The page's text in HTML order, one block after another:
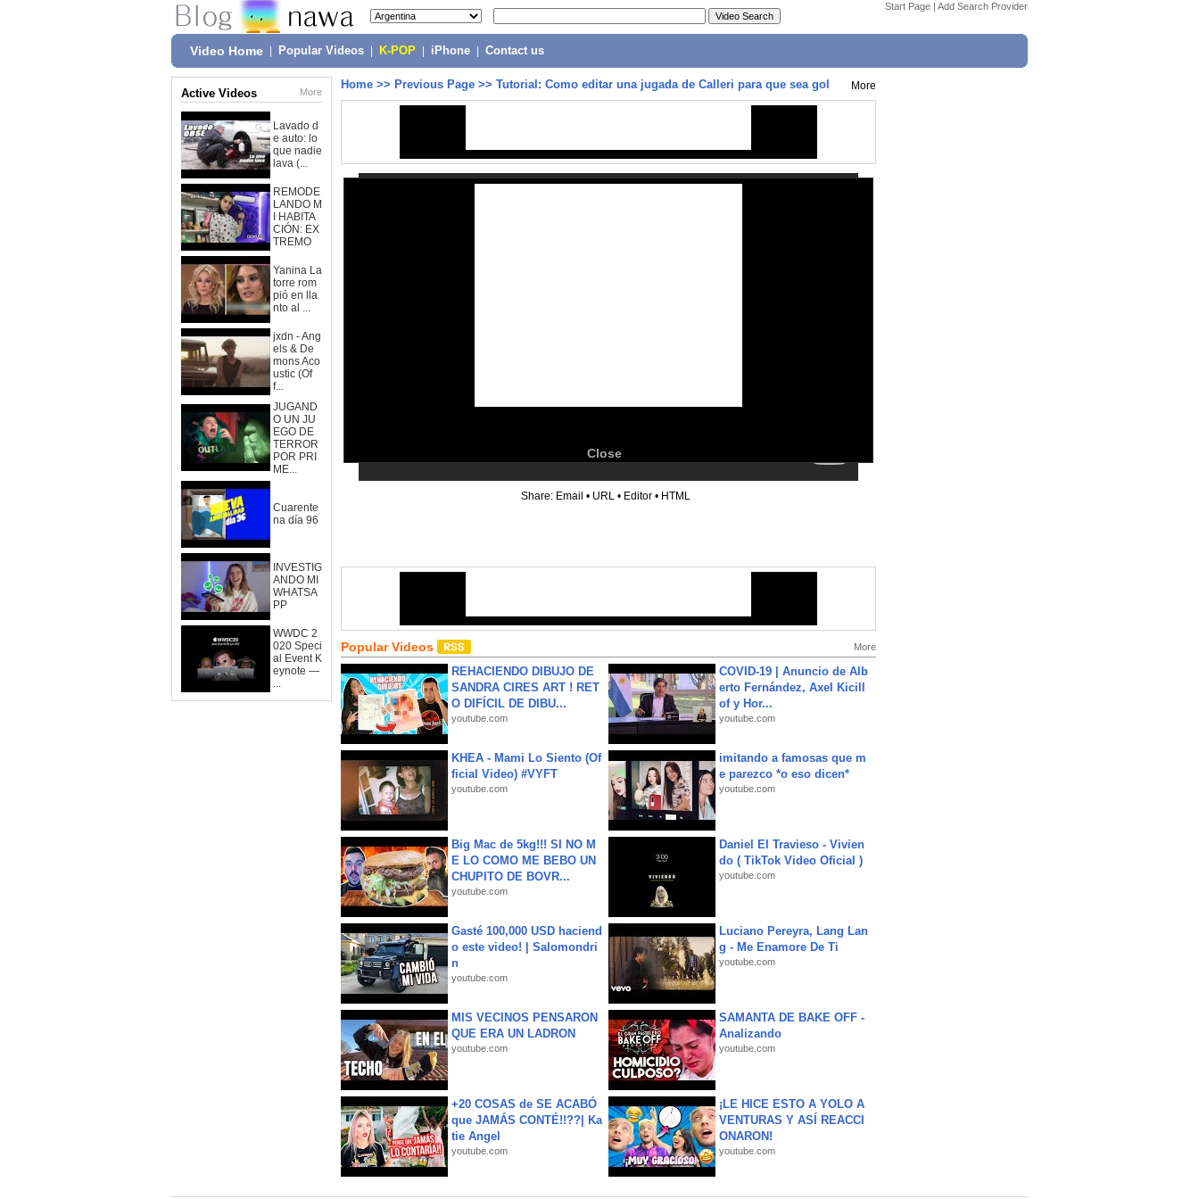
Start Page | Add Search Provider
Video Home Popular Videos K-POP iPhone Contact us
Active Videos More
Lavado d
e auto: lo
que nadie
lava (...
REMODE
LANDO M
I HABITA
CIÓN: EX
TREMO
Yanina La
torre rom
pió en lla
nto al ...
jxdn - Ang
els & De
mons Aco
ustic (Of
f...
JUGAND
O UN JU
EGO DE
TERROR
POR PRI
ME...
Cuarente
na día 96
INVESTIG
ANDO MI
WHATSA
PP
WWDC 2
020 Speci
al Event K
eynote —
...
Home >> Previous Page >> Tutorial: Como editar una jugada de Calleri para que sea gol More
Close
Share: Email • URL • Editor • HTML
Popular Videos More
REHACIENDO DIBUJO DE
SANDRA CIRES ART ! RET
O DIFÍCIL DE DIBU...
youtube.com
COVID-19 | Anuncio de Alb
erto Fernández, Axel Kicill
of y Hor...
youtube.com
KHEA - Mami Lo Siento (Of
ficial Video) #VYFT
youtube.com
imitando a famosas que m
e parezco *o eso dicen*
youtube.com
Big Mac de 5kg!!! SI NO M
E LO COMO ME BEBO UN
CHUPITO DE BOVR...
youtube.com
Daniel El Travieso - Vivien
do ( TikTok Video Oficial )
youtube.com
Gasté 100,000 USD haciend
o este video! | Salomondri
n
youtube.com
Luciano Pereyra, Lang Lan
g - Me Enamore De Ti
youtube.com
MIS VECINOS PENSARON
QUE ERA UN LADRON
youtube.com
SAMANTA DE BAKE OFF -
Analizando
youtube.com
+20 COSAS de SE ACABÓ
que JAMÁS CONTÉ!!??| Ka
tie Angel
youtube.com
¡LE HICE ESTO A YOLO A
VENTURAS Y ASÍ REACCI
ONARON!
youtube.com